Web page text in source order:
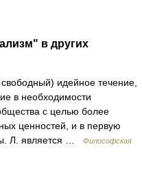
в других
идейное течение,
в необходимости
с целью более
ценностей, и в первую
Л. является …
Философская